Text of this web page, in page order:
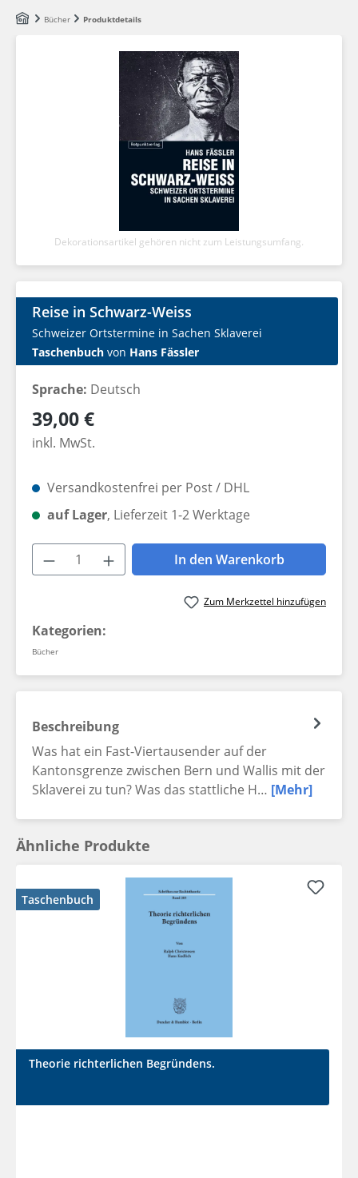
Zum Hauptinhalt springen
Bücher Produktdetails
Dekorationsartikel gehören nicht zum Leistungsumfang.
Reise in Schwarz-Weiss
Schweizer Ortstermine in Sachen Sklaverei
Taschenbuch von Hans Fässler
Sprache: Deutsch
Regulärer Preis:
39,00 €
inkl. MwSt.
Versandkostenfrei per Post / DHL
auf Lager, Lieferzeit 1-2 Werktage
Produkt Anzahl: Gib den
In den Warenkorb
Zum Merkzettel hinzufügen
Kategorien:
Bücher
Beschreibung
Was hat ein Fast-Viertausender auf der
Kantonsgrenze zwischen Bern und Wallis mit der
Sklaverei zu tun? Was das stattliche H… [Mehr]
Ähnliche Produkte
Taschenbuch
Theorie richterlichen Begründens.